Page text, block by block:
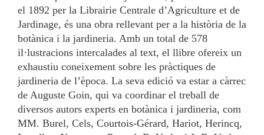
el 1892 per la Librairie Centrale d’Agriculture et de
Jardinage, és una obra rellevant per a la història de la
botànica i la jardineria. Amb un total de 578
il·lustracions intercalades al text, el llibre ofereix un
exhaustiu coneixement sobre les pràctiques de
jardineria de l’època. La seva edició va estar a càrrec
de Auguste Goin, qui va coordinar el treball de
diversos autors experts en botànica i jardineria, com
MM. Burel, Cels, Courtois-Gérard, Hariot, Herincq,